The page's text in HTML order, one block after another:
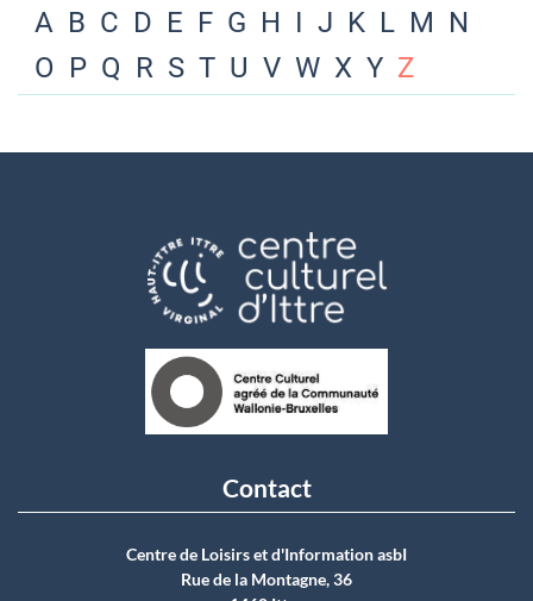
A B C D E F G H I J K L M N
O P Q R S T U V W X Y Z
Contact
Centre de Loisirs et d'Information asbI
Rue de la Montagne, 36